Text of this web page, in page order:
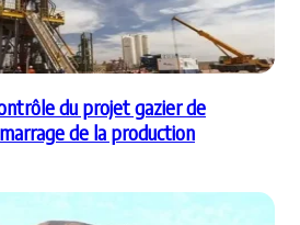
du projet gazier de
de la production